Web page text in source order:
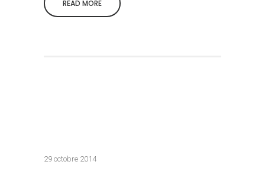
READ MORE
29 octobre 2014